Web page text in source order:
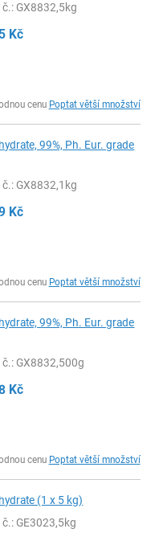
: GX8832,5kg
Kč
cenu Poptat větší množství
99%, Ph. Eur. grade
: GX8832,1kg
Kč
cenu Poptat větší množství
99%, Ph. Eur. grade
: GX8832,500g
Kč
cenu Poptat větší množství
(1 x 5 kg)
: GE3023,5kg